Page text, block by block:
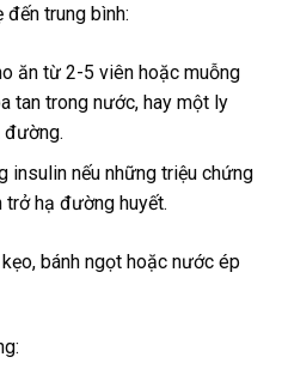
trung bình:
ăn từ 2-5 viên hoặc muỗng
tan trong nước, hay một ly
đường.
insulin nếu những triệu chứng
trở hạ đường huyết.
bánh ngọt hoặc nước ép